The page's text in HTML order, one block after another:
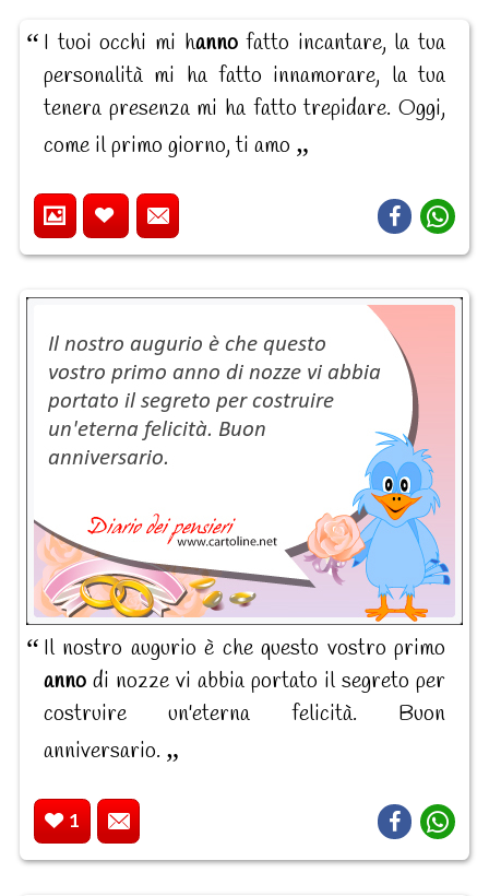
I tuoi occhi mi hannofatto incantare, la tua
personalità mi ha fatto innamorare, la tua
tenera presenza mi ha fatto trepidare. Oggi,
come il primo giorno, ti amo
Il nostro augurio è che questo vostro primo
anno di nozze vi abbia portato il segreto per
costruire un'eterna felicità. Buon
anniversario.
1